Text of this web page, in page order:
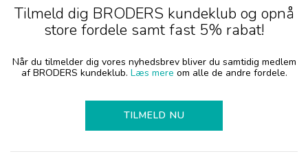
Tilmeld dig BRODERS kundeklub og opnå
store fordele samt fast 5% rabat!
Når du tilmelder dig vores nyhedsbrev bliver du samtidig medlem
af BRODERS kundeklub. Læs mere om alle de andre fordele.
TILMELD NU